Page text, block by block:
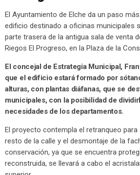
El Ayuntamiento de Elche da un paso
edificio destinado a oficinas municipales
parte trasera de la antigua sala de venta
Riegos El Progreso, en la Plaza de la
El concejal de Estrategia Municipal,
que el edificio estará formado por
alturas, con plantas diáfanas, que se
municipales, con la posibilidad de
necesidades de los departamentos.
El proyecto contempla el retranqueo para
resto de la calle y el desmontaje de la
conservación, ya que se encuentra
reconstruida, se llevará a cabo el